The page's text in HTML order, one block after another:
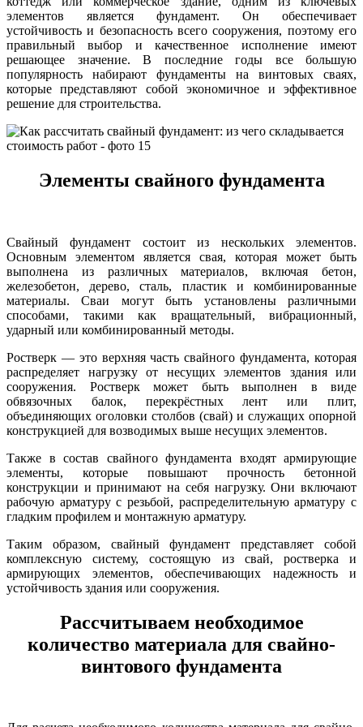
элементов является фундамент. Он обеспечивает
устойчивость и безопасность всего сооружения, поэтому его
правильный выбор и качественное исполнение имеют
решающее значение. В последние годы все большую
популярность набирают фундаменты на винтовых сваях,
которые представляют собой экономичное и эффективное
решение для строительства.
Элементы свайного фундамента
Свайный фундамент состоит из нескольких элементов.
Основным элементом является свая, которая может быть
выполнена из различных материалов, включая бетон,
железобетон, дерево, сталь, пластик и комбинированные
материалы. Сваи могут быть установлены различными
способами, такими как вращательный, вибрационный,
ударный или комбинированный методы.
Ростверк — это верхняя часть свайного фундамента, которая
распределяет нагрузку от несущих элементов здания или
сооружения. Ростверк может быть выполнен в виде
обвязочных балок, перекрёстных лент или плит,
объединяющих оголовки столбов (свай) и служащих опорной
конструкцией для возводимых выше несущих элементов.
Также в состав свайного фундамента входят армирующие
элементы, которые повышают прочность бетонной
конструкции и принимают на себя нагрузку. Они включают
рабочую арматуру с резьбой, распределительную арматуру с
гладким профилем и монтажную арматуру.
Таким образом, свайный фундамент представляет собой
комплексную систему, состоящую из свай, ростверка и
армирующих элементов, обеспечивающих надежность и
устойчивость здания или сооружения.
Рассчитываем необходимое
количество материала для свайно-
винтового фундамента